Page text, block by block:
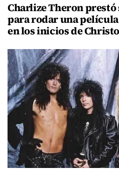
Charlize Theron
para rodar una
en los inicios de